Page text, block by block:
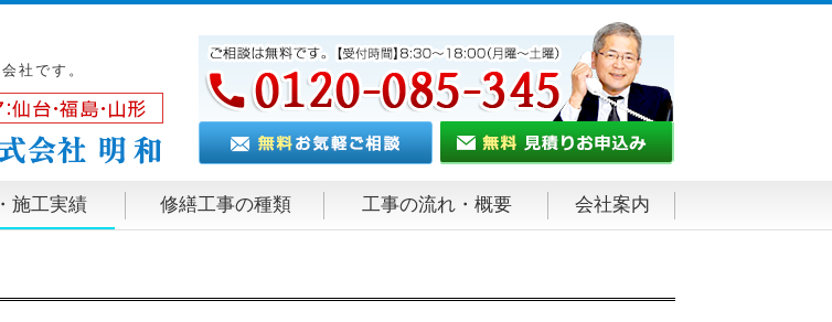
社です。
施工実績 修繕工事の種類 工事の流れ・概要 会社案内